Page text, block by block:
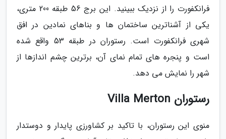
فرانکفورت را از نزدیک ببینید. این برج 56 طبقه 200 متری،
یکی از آشناترین ساختمان ها و بناهای نمادین در افق
شهری فرانکفورت است. رستوران در طبقه 53 واقع شده
است و پنجره های تمام نمای آن، برترین چشم اندازها از
شهر را نمایش می دهد.
رستوران Villa Merton
منوی این رستوران، با تاکید بر کشاورزی پایدار و دوستدار